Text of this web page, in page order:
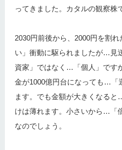
ってきました。カタルの観察株
2030円前後から、2000円を割
い」衝動に駆られましたが…見
資家」ではなく…「個人」です
金が1000億円台になっても…「
ます。でも金額が大きくなる
けは薄れます。小さいから…「
なのでしょう。